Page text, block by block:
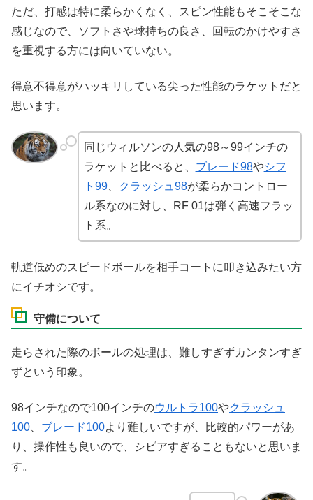
ただ、打感は特に柔らかくなく、スピン性能もそこそこな
感じなので、ソフトさや球持ちの良さ、回転のかけやすさ
を重視する方には向いていない。
得意不得意がハッキリしている尖った性能のラケットだと
思います。
同じウィルソンの人気の98～99インチの
ラケットと比べると、 ブレード98やシフ
ト99、 クラッシュ98が柔らかコントロー
ル系なのに対し、RF 01は弾く高速フラッ
ト系。
軌道低めのスピードボールを相手コートに叩き込みたい方
にイチオシです。
守備について
走らされた際のボールの処理は、難しすぎずカンタンすぎ
ずという印象。
98インチなので100インチのウルトラ100やクラッシュ
100
ブレード100より難しいですが、比較的パワーがあ
り、操作性も良いので、シビアすぎることもないと思いま
す。